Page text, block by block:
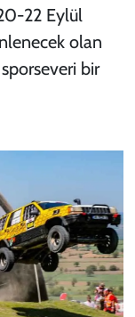
22 Eylül
olan
sporseveri bir